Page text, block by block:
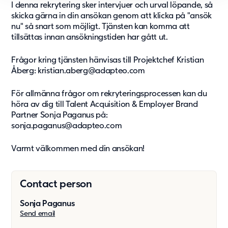
I denna rekrytering sker intervjuer och urval löpande, så
skicka gärna in din ansökan genom att klicka på "ansök
nu" så snart som möjligt. Tjänsten kan komma att
tillsättas innan ansökningstiden har gått ut.
Frågor kring tjänsten hänvisas till Projektchef Kristian
Åberg: kristian.aberg@adapteo.com
För allmänna frågor om rekryteringsprocessen kan du
höra av dig till Talent Acquisition & Employer Brand
Partner Sonja Paganus på:
sonja.paganus@adapteo.com
Varmt välkommen med din ansökan!
Contact person
Sonja Paganus
Send email